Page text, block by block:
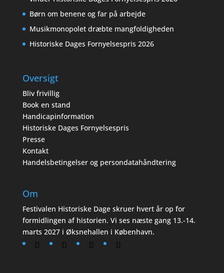
Børn om benene og far på arbejde
Musikmonopolet dræbte mangfoldigheden
Historiske Dages Fornyelsespris 2026
Oversigt
Bliv frivillig
Book en stand
Handicapinformation
Historiske Dages Fornyelsespris
Presse
Kontakt
Handelsbetingelser og persondatahåndtering
Om
Festivalen Historiske Dage skruer hvert år op for
formidlingen af historien. Vi ses næste gang 13.-14.
marts 2027 i Øksnehallen i København.